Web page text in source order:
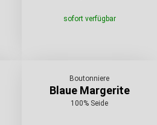
sofort verfügbar
Boutonniere
Blaue Margerite
100% Seide